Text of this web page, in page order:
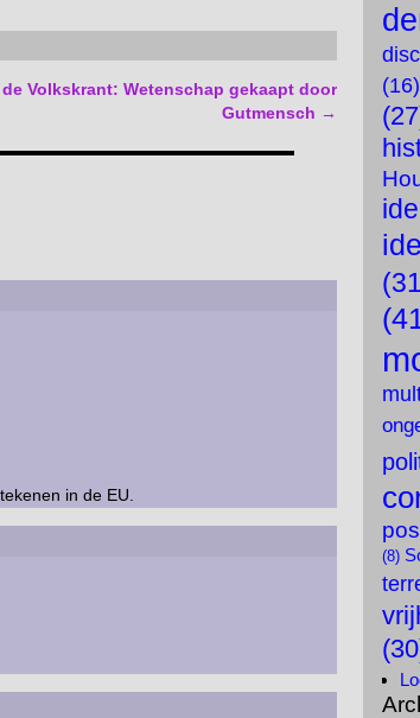
Volkskrant: Wetenschap gekaapt door
Gutmensch →
in de EU.
(16)
(8)